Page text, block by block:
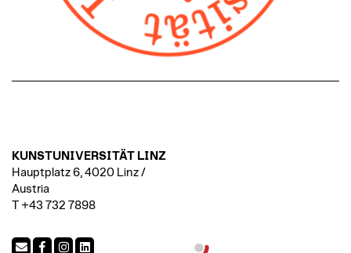
KUNSTUNIVERSITÄT LINZ
Hauptplatz 6, 4020 Linz /
Austria
T +43 732 7898